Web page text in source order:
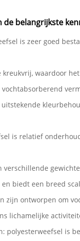
de belangrijkste
is zeer goed
waardoor
is relatief
verschillende
biedt een breed
zijn ontworpen om
lichamelijke
polyesterweefsel is